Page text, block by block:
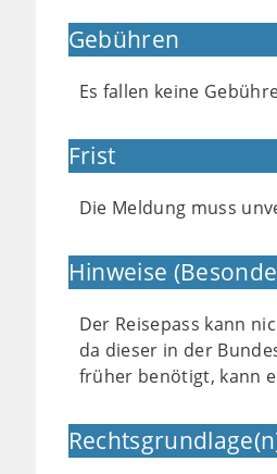
Gebühren
Es fallen keine
Frist
Die Meldung muss
Hinweise
Der Reisepass kann
da dieser in der
früher benötigt, kann